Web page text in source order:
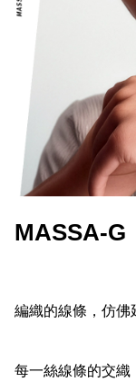
MASSA-G
編織的線條，仿佛
每一絲線條的交織